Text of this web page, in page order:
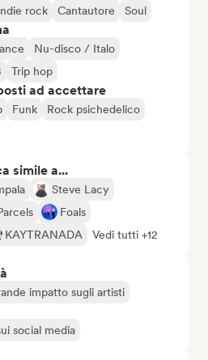
rock Cantautore Soul
Nu-disco / Italo
Trip hop
ad accettare
Funk
Rock psichedelico
simile a...
Steve Lacy
Foals
KAYTRANADA Vedi tutti +12
impatto sugli artisti
social media